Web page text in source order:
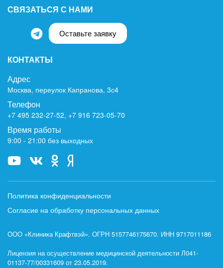
СВЯЗАТЬСЯ С НАМИ
Оставьте заявку
КОНТАКТЫ
Адрес
Москва, переулок Капранова, 3с4
Телефон
+7 495 232-27-52, +7 916 723-05-70
Время работы
9:00 - 21:00 без выходных
Политика конфиденциальности
Согласие на обработку персональных данных
ООО «Клиника Крафтвэй». ОГРН 5157746175670. ИНН 9717011186
Лицензия на осуществление медицинской деятельности Л041-
01137-77/00331609 от 23.05.2019.